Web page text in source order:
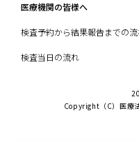
医療機関の皆様へ
検査予約から結果報告までの
検査当日の流れ
Copyright（C）医療